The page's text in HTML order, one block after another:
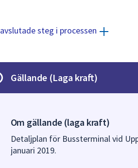
steg i processen
Gällande (Laga kraft)
Om gällande (laga kraft)
Detaljplan för Bussterminal vid
januari 2019.